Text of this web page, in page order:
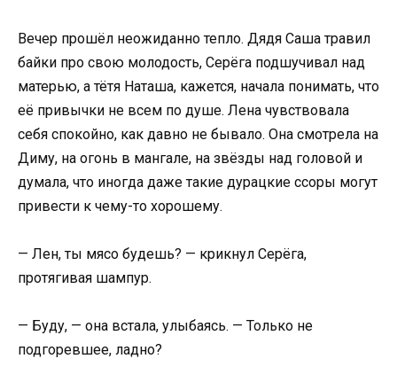
Вечер прошёл неожиданно тепло. Дядя Саша травил
байки про свою молодость, Серёга подшучивал над
матерью, а тётя Наташа, кажется, начала понимать, что
её привычки не всем по душе. Лена чувствовала
себя спокойно, как давно не бывало. Она смотрела на
Диму, на огонь в мангале, на звёзды над головой и
думала, что иногда даже такие дурацкие ссоры могут
привести к чему-то хорошему.
— Лен, ты мясо будешь? — крикнул Серёга,
протягивая шампур.
— Буду, — она встала, улыбаясь. — Только не
подгоревшее, ладно?